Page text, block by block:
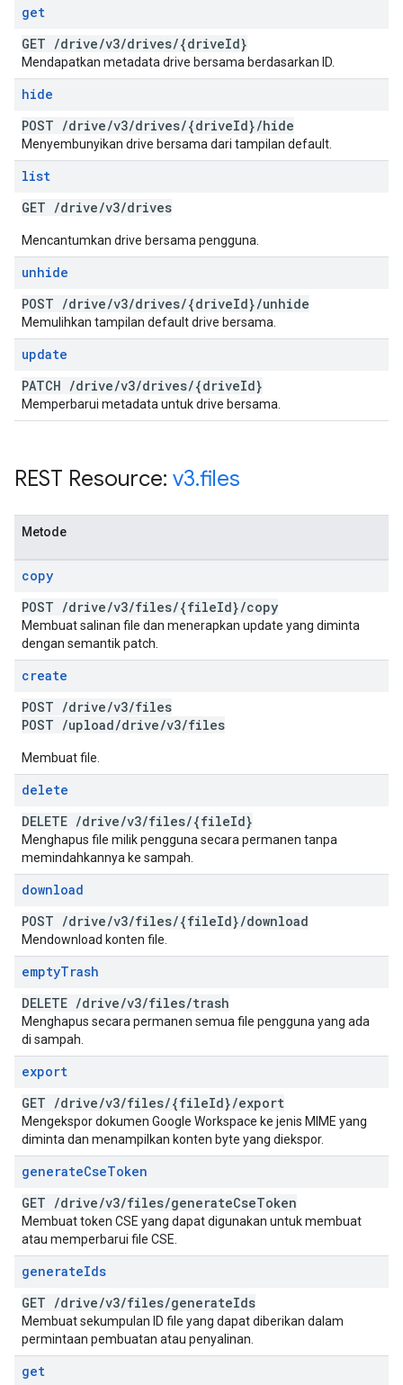
get
GET /drive/v3/drives/{driveId}
Mendapatkan metadata drive bersama berdasarkan ID.
hide
POST /drive/v3/drives/{driveId}/hide
Menyembunyikan drive bersama dari tampilan default.
list
GET /drive/v3/drives
Mencantumkan drive bersama pengguna.
unhide
POST /drive/v3/drives/{driveId}/unhide
Memulihkan tampilan default drive bersama.
update
PATCH /drive/v3/drives/{driveId}
Memperbarui metadata untuk drive bersama.
REST Resource: v3.files
Metode
copy
POST /drive/v3/files/{fileId}/copy
Membuat salinan file dan menerapkan update yang diminta
dengan semantik patch.
create
POST /drive/v3/files
POST /upload/drive/v3/files
Membuat file.
delete
DELETE /drive/v3/files/{fileId}
Menghapus file milik pengguna secara permanen tanpa
memindahkannya ke sampah.
download
POST /drive/v3/files/{fileId}/download
Mendownload konten file.
emptyTrash
DELETE /drive/v3/files/trash
Menghapus secara permanen semua file pengguna yang ada
di sampah.
export
GET /drive/v3/files/{fileId}/export
Mengekspor dokumen Google Workspace ke jenis MIME yang
diminta dan menampilkan konten byte yang diekspor.
generateCseToken
GET /drive/v3/files/generateCseToken
Membuat token CSE yang dapat digunakan untuk membuat
atau memperbarui file CSE.
generateIds
GET /drive/v3/files/generateIds
Membuat sekumpulan ID file yang dapat diberikan dalam
permintaan pembuatan atau penyalinan.
get